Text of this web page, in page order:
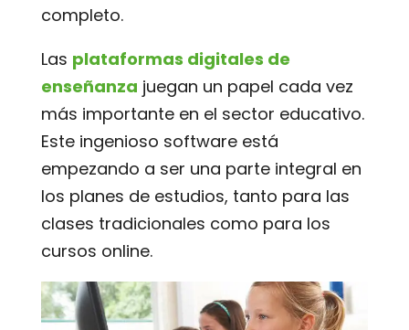
completo.
Las plataformas digitales de
enseñanza juegan un papel cada vez
más importante en el sector educativo.
Este ingenioso software está
empezando a ser una parte integral en
los planes de estudios, tanto para las
clases tradicionales como para los
cursos online.